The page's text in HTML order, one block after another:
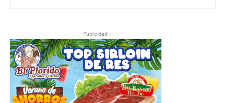
-Publicidad -